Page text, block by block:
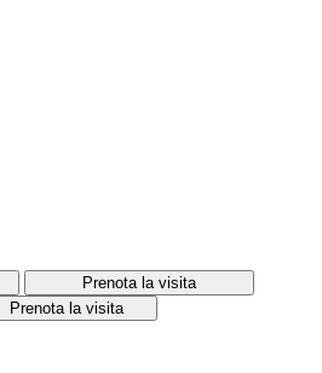
Prenota la visita
Prenota la visita